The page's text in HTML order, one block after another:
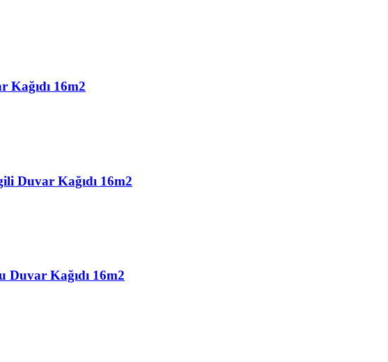
Kağıdı 16m2
Duvar Kağıdı 16m2
Duvar Kağıdı 16m2